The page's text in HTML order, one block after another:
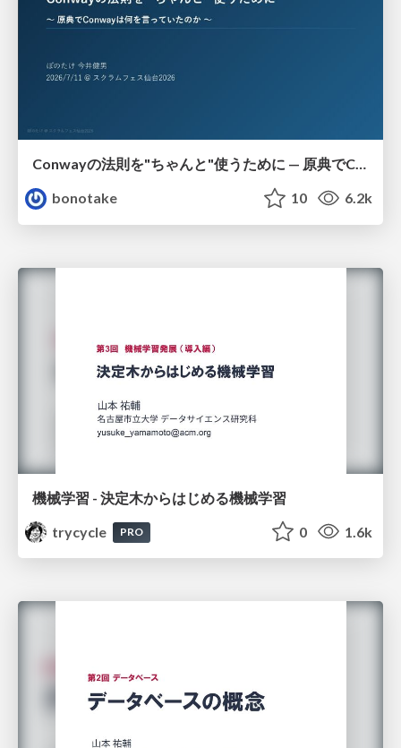
Conwayの法則を"ちゃんと"使うために — 原典でConwayは何を言っていたのか
bonotake
10 6.2k
機械学習 - 決定木からはじめる機械学習
trycycle
PRO 0 1.6k